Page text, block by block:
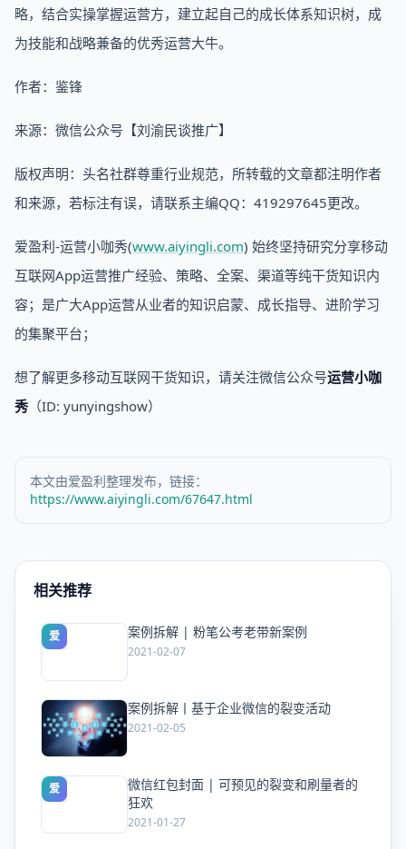
略，结合实操掌握运营方，建立起自己的成长体系知识树，成
为技能和战略兼备的优秀运营大牛。
作者：鉴锋
来源：微信公众号【刘渝民谈推广】
版权声明：头名社群尊重行业规范，所转载的文章都注明作者
和来源，若标注有误，请联系主编QQ：419297645更改。
爱盈利-运营小咖秀(www.aiyingli.com) 始终坚持研究分享移动
互联网App运营推广经验、策略、全案、渠道等纯干货知识内
容；是广大App运营从业者的知识启蒙、成长指导、进阶学习
的集聚平台；
想了解更多移动互联网干货知识，请关注微信公众号运营小咖
秀（ID: yunyingshow）
本文由爱盈利整理发布，链接：
https://www.aiyingli.com/67647.html
相关推荐
爱 案例拆解 | 粉笔公考老带新案例
2021-02-07
爱 案例拆解丨基于企业微信的裂变活动
2021-02-05
爱
微信红包封面 | 可预见的裂变和刷量者的
狂欢
2021-01-27